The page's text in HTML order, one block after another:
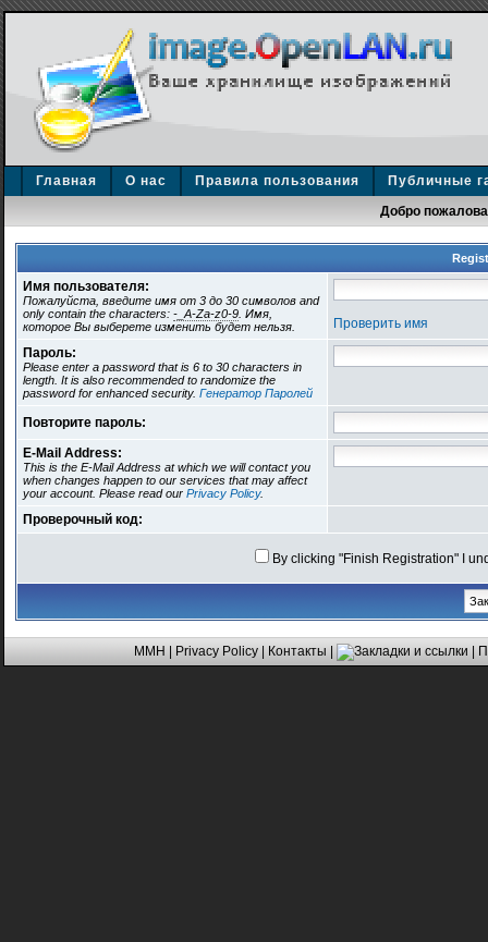
Главная О нас Правила пользования
Публичные
Добро
Имя пользователя:
Пожалуйста, введите имя от 3 до 30 символов and
only contain the characters: -_A-Za-z0-9 . Имя,
которое Вы выберете изменить будет нельзя.
Проверить имя
Пароль:
Please enter a password that is 6 to 30 characters in
length. It is also recommended to randomize the
password for enhanced security. Генератор Паролей
Повторите пароль:
E-Mail Address:
This is the E-Mail Address at which we will contact you
when changes happen to our services that may affect
your account. Please read our Privacy Policy.
Проверочный код:
By clicking "Finish Registration" I
MMH Privacy Policy| Контакты |